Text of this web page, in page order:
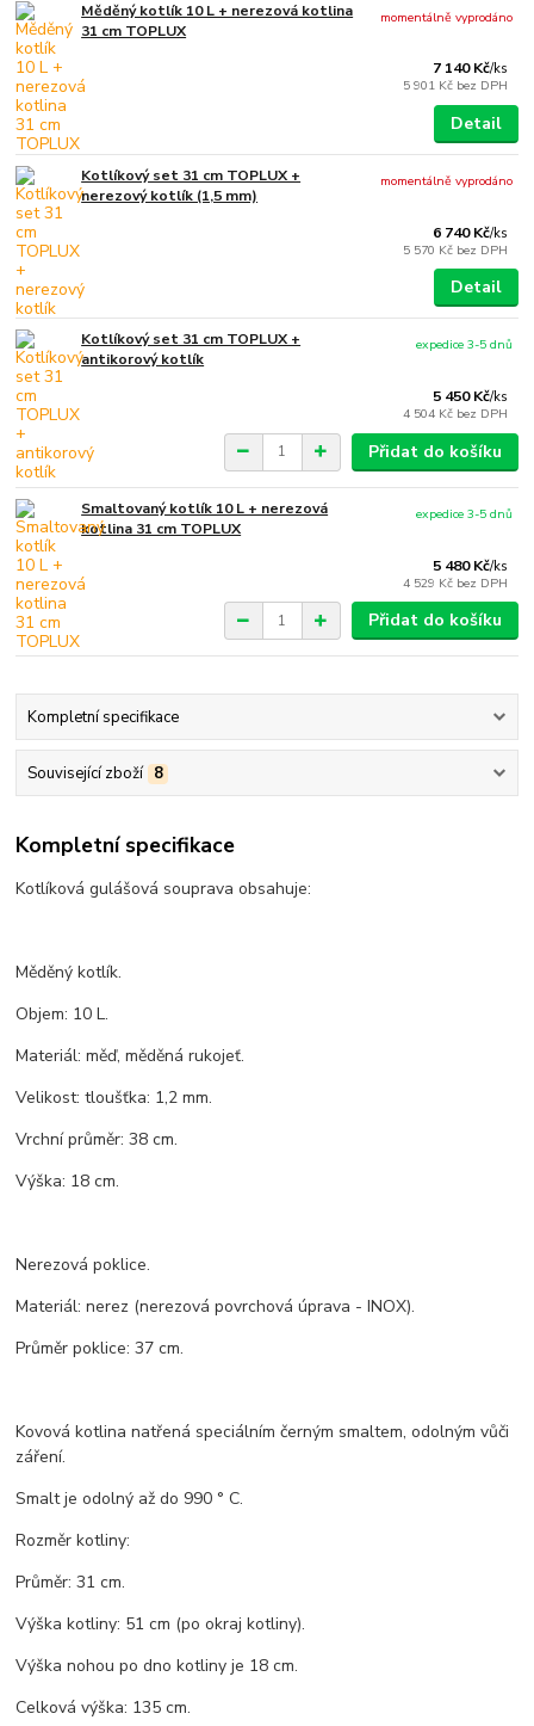
Měděný kotlík 10 L + nerezová kotlina
31 cm TOPLUX
7 140 Kč/ks
5 901 Kč bez DPH
momentálně vyprodáno
Detail
Kotlíkový set 31 cm TOPLUX +
nerezový kotlík (1,5 mm)
6 740 Kč/ks
5 570 Kč bez DPH
momentálně vyprodáno
Detail
Kotlíkový set 31 cm TOPLUX +
antikorový kotlík
5 450 Kč/ks
4 504 Kč bez DPH
expedice 3-5 dnů
Přidat do košíku
Smaltovaný kotlík 10 L + nerezová
kotlina 31 cm TOPLUX
5 480 Kč/ks
4 529 Kč bez DPH
expedice 3-5 dnů
Přidat do košíku
Kompletní specifikace
Související zboží 8
Kompletní specifikace
Kotlíková gulášová souprava obsahuje:
Měděný kotlík.
Objem: 10 L.
Materiál: měď, měděná rukojeť.
Velikost: tloušťka: 1,2 mm.
Vrchní průměr: 38 cm.
Výška: 18 cm.
Nerezová poklice.
Materiál: nerez (nerezová povrchová úprava - INOX).
Průměr poklice: 37 cm.
Kovová kotlina natřená speciálním černým smaltem, odolným vůči
záření.
Smalt je odolný až do 990 ° C.
Rozměr kotliny:
Průměr: 31 cm.
Výška kotliny: 51 cm (po okraj kotliny).
Výška nohou po dno kotliny je 18 cm.
Celková výška: 135 cm.